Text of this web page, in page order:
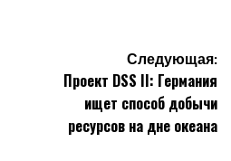
Следующая:
Проект DSS II: Германия
ищет способ добычи
ресурсов на дне океана